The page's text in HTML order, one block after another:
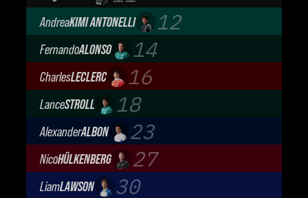
Cadillac Formula 1 Team
AndreaKIMI ANTONELLI 12
Mercedes-AMG Petronas F1 Team
FernandoALONSO 14
Aston Martin Aramco F1 Team
CharlesLECLERC 16
Scuderia Ferrari
LanceSTROLL 18
Aston Martin Aramco F1 Team
AlexanderALBON 23
Atlassian Williams F1 Team
NicoHÜLKENBERG 27
Audi Revolut F1 Team
LiamLAWSON 30